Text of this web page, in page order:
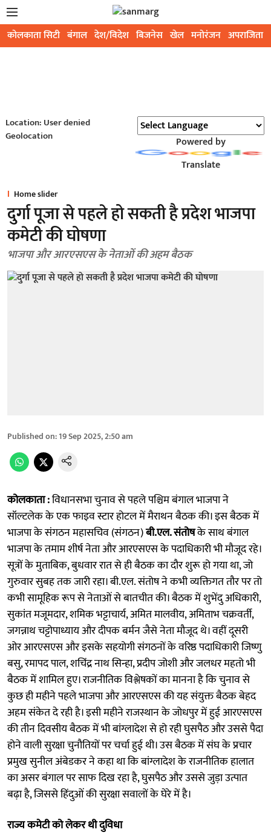
कोलकाता सिटी बंगाल देश/विदेश बिजनेस खेल मनोरंजन अपराजिता
Location: User denied
Geolocation
Powered by
Translate
Home slider
दुर्गा पूजा से पहले हो सकती है प्रदेश भाजपा
कमेटी की घोषणा
भाजपा और आरएसएस के नेताओं की अहम बैठक
Published on:19 Sep 2025, 2:50 am
कोलकाता :विधानसभा चुनाव से पहले पश्चिम बंगाल भाजपा ने
सॉल्टलेक के एक फाइव स्टार होटल में मैराथन बैठक की। इस बैठक में
भाजपा के संगठन महासचिव (संगठन)बी.एल. संतोषके साथ बंगाल
भाजपा के तमाम शीर्ष नेता और आरएसएस के पदाधिकारी भी मौजूद रहे।
सूत्रों के मुताबिक, बुधवार रात से ही बैठक का दौर शुरू हो गया था, जो
गुरुवार सुबह तक जारी रहा। बी.एल. संतोष ने कभी व्यक्तिगत तौर पर तो
कभी सामूहिक रूप से नेताओं से बातचीत की। बैठक में शुभेंदु अधिकारी,
सुकांत मजूमदार, शमिक भट्टाचार्य, अमित मालवीय, अमिताभ चक्रवर्ती,
जगन्नाथ चट्टोपाध्याय और दीपक बर्मन जैसे नेता मौजूद थे। वहीं दूसरी
ओर आरएसएस और इसके सहयोगी संगठनों के वरिष्ठ पदाधिकारी जिष्णु
बसु, रमापद पाल, शचिंद्र नाथ सिन्हा, प्रदीप जोशी और जलधर महतो भी
बैठक में शामिल हुए। राजनीतिक विश्लेषकों का मानना है कि चुनाव से
कुछ ही महीने पहले भाजपा और आरएसएस की यह संयुक्त बैठक बेहद
अहम संकेत दे रही है। इसी महीने राजस्थान के जोधपुर में हुई आरएसएस
की तीन दिवसीय बैठक में भी बांग्लादेश से हो रही घुसपैठ और उससे पैदा
होने वाली सुरक्षा चुनौतियों पर चर्चा हुई थी। उस बैठक में संघ के प्रचार
प्रमुख सुनील अंबेडकर ने कहा था कि बांग्लादेश के राजनीतिक हालात
का असर बंगाल पर साफ दिख रहा है, घुसपैठ और उससे जुड़ा उत्पात
बढ़ा है, जिससे हिंदुओं की सुरक्षा सवालों के घेरे में है।
राज्य कमेटी को लेकर थी दुविधा